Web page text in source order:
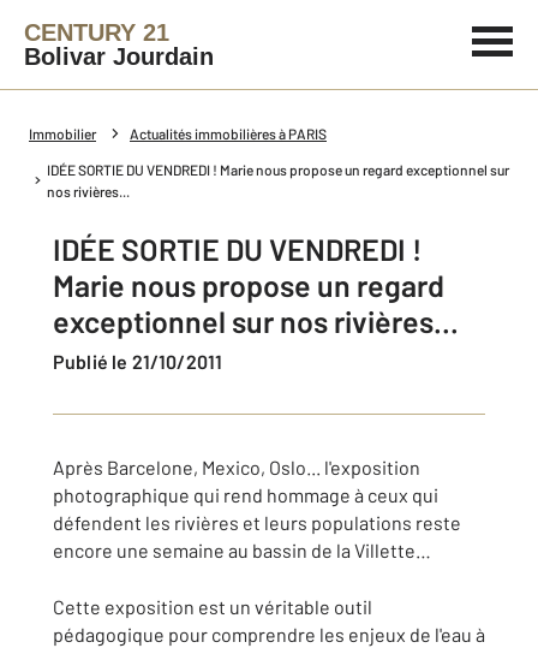
CENTURY 21
Bolivar Jourdain
Immobilier Actualités immobilières à PARIS
IDÉE SORTIE DU VENDREDI ! Marie nous propose un regard exceptionnel sur
nos rivières...
IDÉE SORTIE DU VENDREDI !
Marie nous propose un regard
exceptionnel sur nos rivières...
Publié le 21/10/2011
Après Barcelone, Mexico, Oslo... l'exposition
photographique qui rend hommage à ceux qui
défendent les rivières et leurs populations reste
encore une semaine au bassin de la Villette…
Cette exposition est un véritable outil
pédagogique pour comprendre les enjeux de l'eau à